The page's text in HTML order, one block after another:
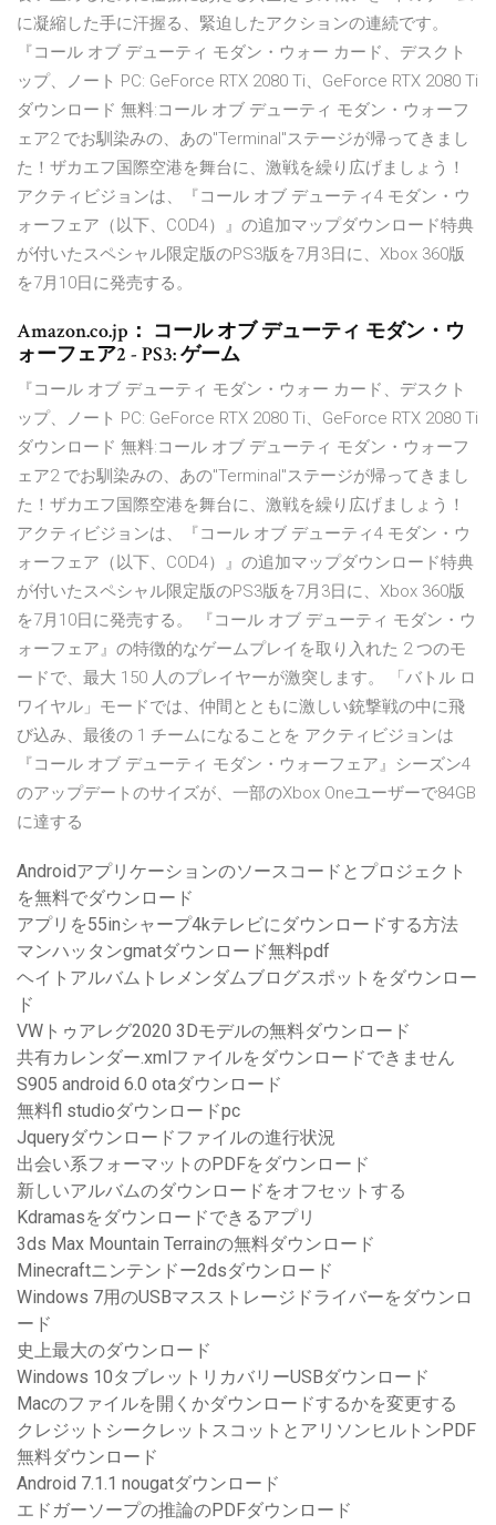
に凝縮した手に汗握る、緊迫したアクションの連続です。
『コール オブ デューティ モダン・ウォー カード、デスクト
ップ、ノート PC: GeForce RTX 2080 Ti、GeForce RTX 2080 Ti
ダウンロード 無料:コール オブ デューティ モダン・ウォーフ
ェア2 でお馴染みの、あの"Terminal"ステージが帰ってきまし
た！ザカエフ国際空港を舞台に、激戦を繰り広げましょう！
アクティビジョンは、『コール オブ デューティ4 モダン・ウ
ォーフェア（以下、COD4）』の追加マップダウンロード特典
が付いたスペシャル限定版のPS3版を7月3日に、Xbox 360版
を7月10日に発売する。
Amazon.co.jp： コール オブ デューティ モダン・ウ
ォーフェア2 - PS3: ゲーム
『コール オブ デューティ モダン・ウォー カード、デスクト
ップ、ノート PC: GeForce RTX 2080 Ti、GeForce RTX 2080 Ti
ダウンロード 無料:コール オブ デューティ モダン・ウォーフ
ェア2 でお馴染みの、あの"Terminal"ステージが帰ってきまし
た！ザカエフ国際空港を舞台に、激戦を繰り広げましょう！
アクティビジョンは、『コール オブ デューティ4 モダン・ウ
ォーフェア（以下、COD4）』の追加マップダウンロード特典
が付いたスペシャル限定版のPS3版を7月3日に、Xbox 360版
を7月10日に発売する。 『コール オブ デューティ モダン・ウ
ォーフェア』の特徴的なゲームプレイを取り入れた 2 つのモ
ードで、最大 150 人のプレイヤーが激突します。 「バトル ロ
ワイヤル」モードでは、仲間とともに激しい銃撃戦の中に飛
び込み、最後の 1 チームになることを アクティビジョンは
『コール オブ デューティ モダン・ウォーフェア』シーズン4
のアップデートのサイズが、一部のXbox Oneユーザーで84GB
に達する
Androidアプリケーションのソースコードとプロジェクト
を無料でダウンロード
アプリを55inシャープ4kテレビにダウンロードする方法
マンハッタンgmatダウンロード無料pdf
ヘイトアルバムトレメンダムブログスポットをダウンロー
ド
VWトゥアレグ2020 3Dモデルの無料ダウンロード
共有カレンダー.xmlファイルをダウンロードできません
S905 android 6.0 otaダウンロード
無料fl studioダウンロードpc
Jqueryダウンロードファイルの進行状況
出会い系フォーマットのPDFをダウンロード
新しいアルバムのダウンロードをオフセットする
Kdramasをダウンロードできるアプリ
3ds Max Mountain Terrainの無料ダウンロード
Minecraftニンテンドー2dsダウンロード
Windows 7用のUSBマスストレージドライバーをダウンロ
ード
史上最大のダウンロード
Windows 10タブレットリカバリーUSBダウンロード
Macのファイルを開くかダウンロードするかを変更する
クレジットシークレットスコットとアリソンヒルトンPDF
無料ダウンロード
Android 7.1.1 nougatダウンロード
エドガーソープの推論のPDFダウンロード